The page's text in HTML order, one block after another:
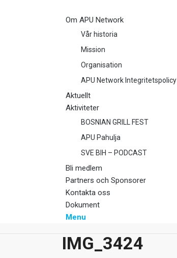
Om APU Network
Vår historia
Mission
Organisation
APU Network Integritetspolicy
Aktuellt
Aktiviteter
BOSNIAN GRILL FEST
APU Pahulja
SVE BIH – PODCAST
Bli medlem
Partners och Sponsorer
Kontakta oss
Dokument
Menu
IMG_3424